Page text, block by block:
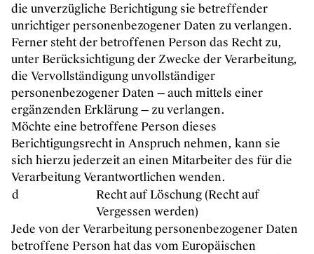
die unverzügliche Berichtigung sie betreffender
unrichtiger personenbezogener Daten zu verlangen.
Ferner steht der betroffenen Person das Recht zu,
unter Berücksichtigung der Zwecke der Verarbeitung,
die Vervollständigung unvollständiger
personenbezogener Daten — auch mittels einer
ergänzenden Erklärung — zu verlangen.
Möchte eine betroffene Person dieses
Berichtigungsrecht in Anspruch nehmen, kann sie
sich hierzu jederzeit an einen Mitarbeiter des für die
Verarbeitung Verantwortlichen wenden.
d
Recht auf Löschung (Recht auf
Vergessen werden)
Jede von der Verarbeitung personenbezogener Daten
betroffene Person hat das vom Europäischen